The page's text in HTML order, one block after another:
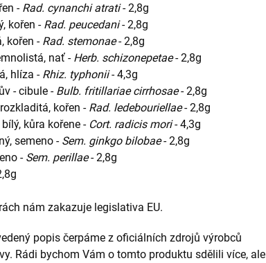
- Rad. cynanchi atrati- 2,8g
kořen - Rad. peucedani- 2,8g
kořen - Rad. stemonae- 2,8g
nať - Herb. schizonepetae- 2,8g
hlíza - Rhiz. typhonii- 4,3g
- cibule - Bulb. fritillariae cirrhosae- 2,8g
kořen - Rad. ledebouriellae- 2,8g
kůra kořene - Cort. radicis mori- 4,3g
semeno - Sem. ginkgo bilobae- 2,8g
- Sem. perillae- 2,8g
nám zakazuje legislativa EU.
popis čerpáme z oficiálních zdrojů výrobců
Rádi bychom Vám o tomto produktu sdělili více, ale